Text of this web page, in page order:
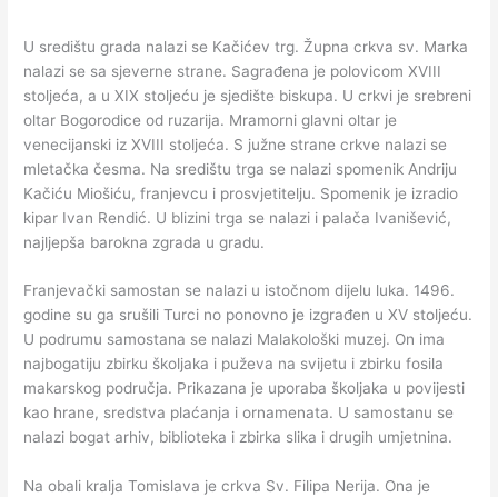
U središtu grada nalazi se Kačićev trg. Župna crkva sv. Marka
nalazi se sa sjeverne strane. Sagrađena je polovicom XVIII
stoljeća, a u XIX stoljeću je sjedište biskupa. U crkvi je srebreni
oltar Bogorodice od ruzarija. Mramorni glavni oltar je
venecijanski iz XVIII stoljeća. S južne strane crkve nalazi se
mletačka česma. Na središtu trga se nalazi spomenik Andriju
Kačiću Miošiću, franjevcu i prosvjetitelju. Spomenik je izradio
kipar Ivan Rendić. U blizini trga se nalazi i palača Ivanišević,
najljepša barokna zgrada u gradu.
Franjevački samostan se nalazi u istočnom dijelu luka. 1496.
godine su ga srušili Turci no ponovno je izgrađen u XV stoljeću.
U podrumu samostana se nalazi Malakološki muzej. On ima
najbogatiju zbirku školjaka i puževa na svijetu i zbirku fosila
makarskog područja. Prikazana je uporaba školjaka u povijesti
kao hrane, sredstva plaćanja i ornamenata. U samostanu se
nalazi bogat arhiv, biblioteka i zbirka slika i drugih umjetnina.
Na obali kralja Tomislava je crkva Sv. Filipa Nerija. Ona je